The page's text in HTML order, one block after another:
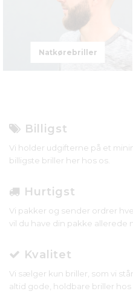
Natkørebriller
Billigst
Vi holder udgifterne på et
billigste briller her hos os.
Hurtigst
Vi pakker og sender ordrer
vil du have din pakke allerede
Kvalitet
Vi sælger kun briller, som vi
altid gode, holdbare briller hos